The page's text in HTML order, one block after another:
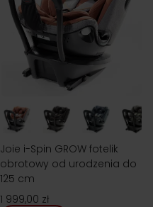
Joie i-Spin GROW fotelik
obrotowy od urodzenia do
125 cm
1 999,00 zł